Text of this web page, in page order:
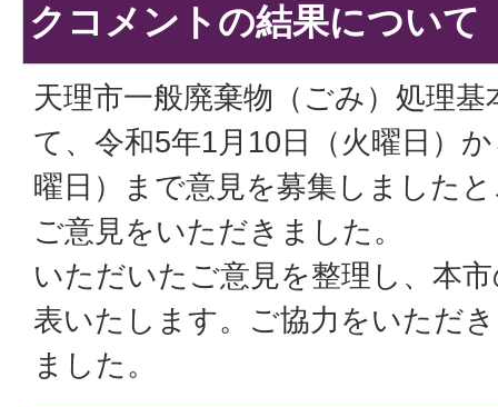
クコメントの結果について
天理市一般廃棄物（ごみ）処理
て、令和5年1月10日（火曜日）
曜日）まで意見を募集しました
ご意見をいただきました。
いただいたご意見を整理し、本
表いたします。ご協力をいただ
ました。